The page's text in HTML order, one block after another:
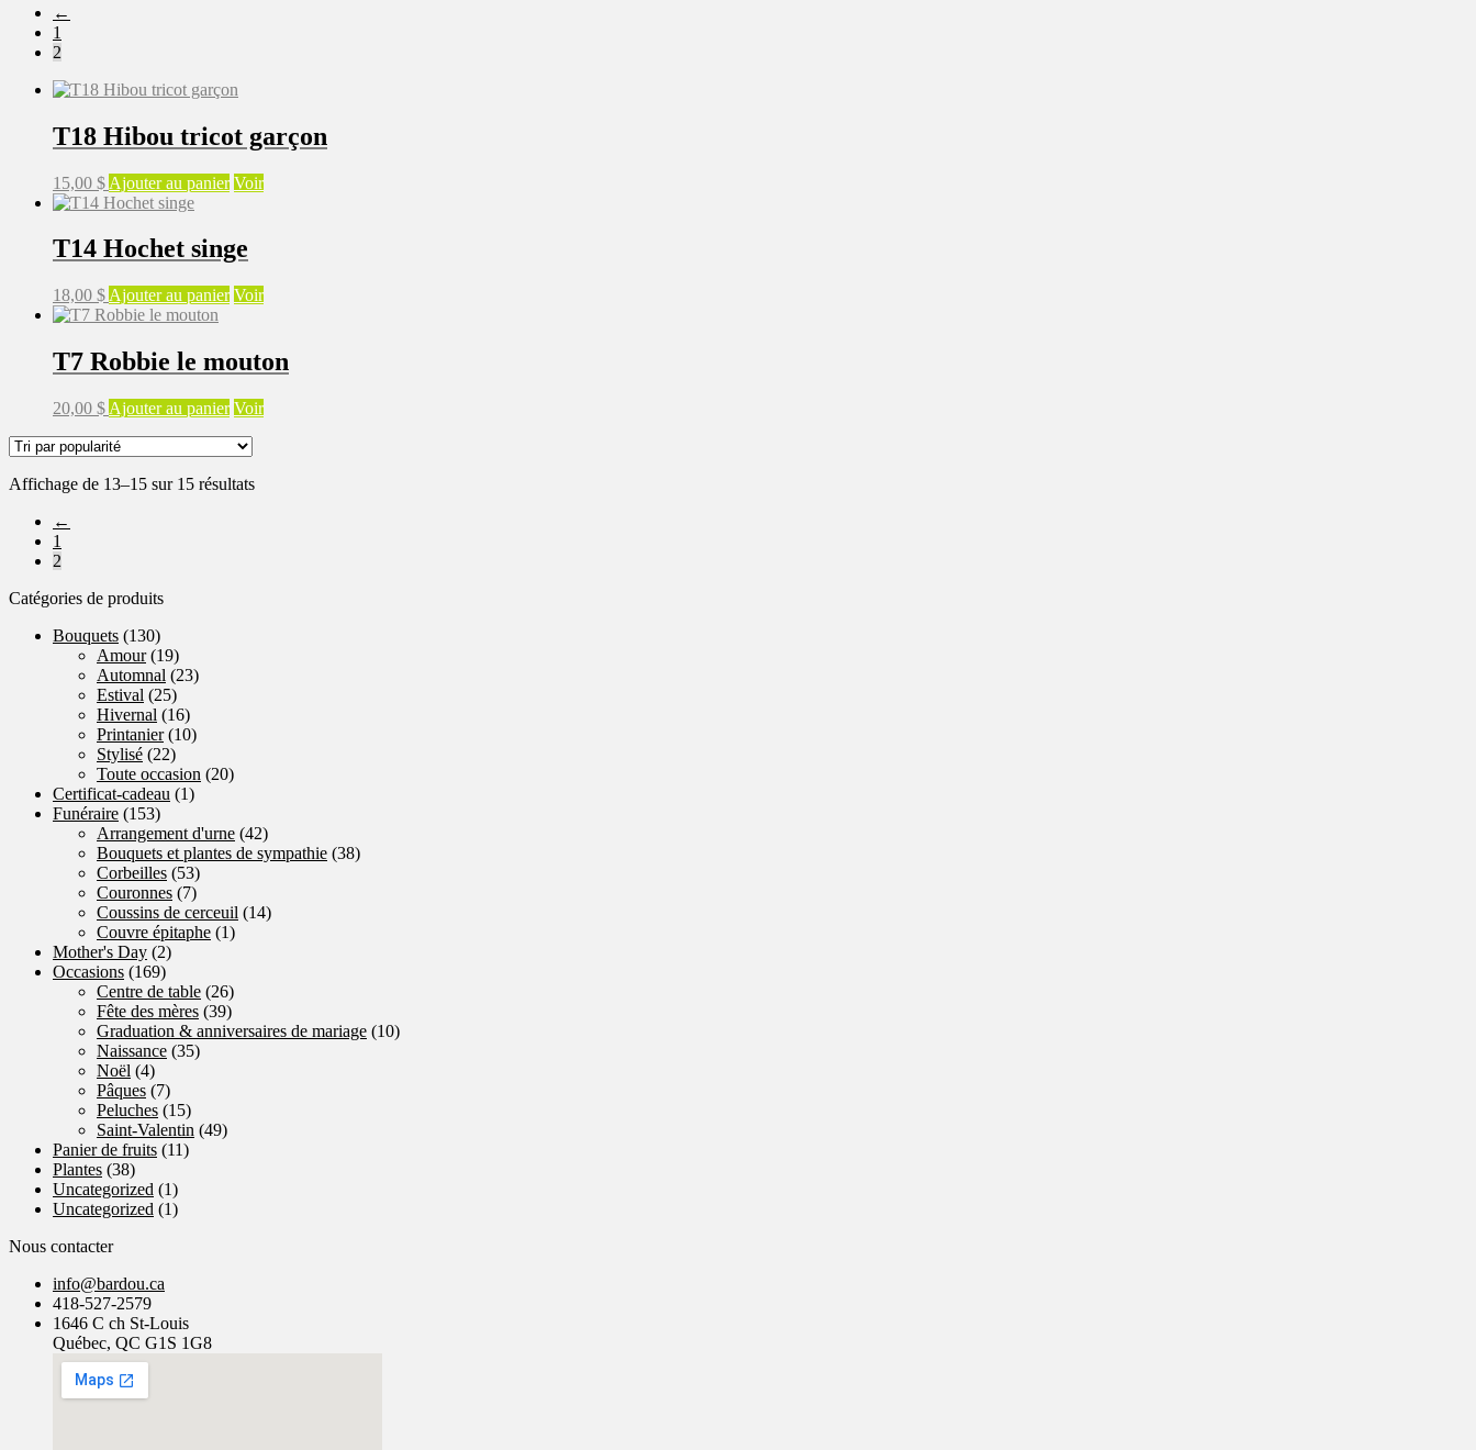
←
1
2
T18 Hibou tricot garçon
15,00 $ Ajouter au panier Voir
T14 Hochet singe
18,00 $ Ajouter au panier Voir
T7 Robbie le mouton
20,00 $ Ajouter au panier Voir
Affichage de 13–15 sur 15 résultatsTrié
←
1
2
Catégories de produits
Bouquets (130)
Amour (19)
Automnal (23)
Estival (25)
Hivernal (16)
Printanier (10)
Stylisé (22)
Toute occasion (20)
Certificat-cadeau (1)
Funéraire (153)
Arrangement d'urne (42)
Bouquets et plantes de sympathie (38)
Corbeilles (53)
Couronnes (7)
Coussins de cerceuil (14)
Couvre épitaphe (1)
Mother's Day (2)
Occasions (169)
Centre de table (26)
Fête des mères (39)
Graduation & anniversaires de mariage (10)
Naissance (35)
Noël (4)
Pâques (7)
Peluches (15)
Saint-Valentin (49)
Panier de fruits (11)
Plantes (38)
Uncategorized (1)
Uncategorized (1)
Nous contacter
info@bardou.ca
418-527-2579
1646 C ch St-Louis
Québec, QC G1S 1G8